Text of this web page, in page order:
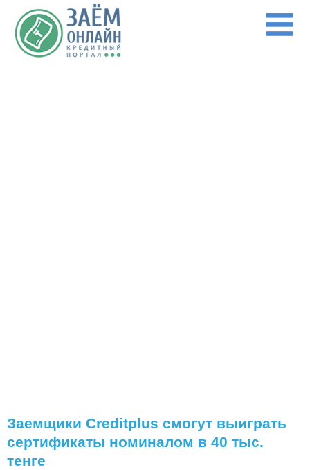
Перейти к основному содержанию
Заемщики Creditplus смогут выиграть
сертификаты номиналом в 40 тыс.
тенге